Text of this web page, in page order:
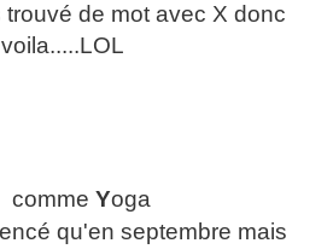
de mot avec X donc
voila.....LOL
comme Yoga
qu'en septembre mais